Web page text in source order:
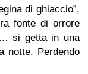
di ghiaccio”,
fonte di orrore
si getta in una
notte. Perdendo